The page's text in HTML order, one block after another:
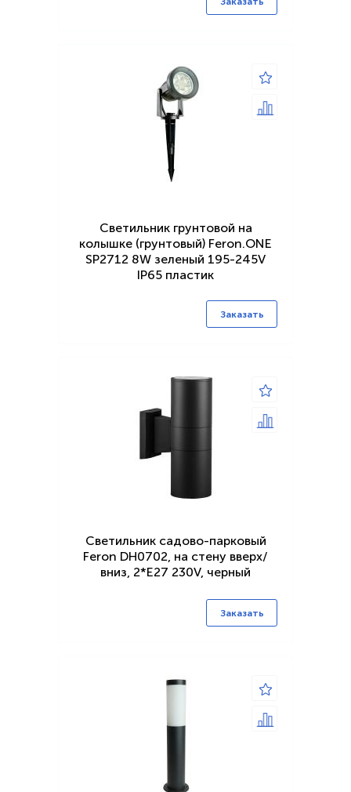
Светильник грунтовой на
колышке (грунтовый) Feron.ONE
SP2712 8W зеленый 195-245V
IP65 пластик
Заказать
Светильник садово-парковый
Feron DH0702, на стену вверх/
вниз, 2*E27 230V, черный
Заказать